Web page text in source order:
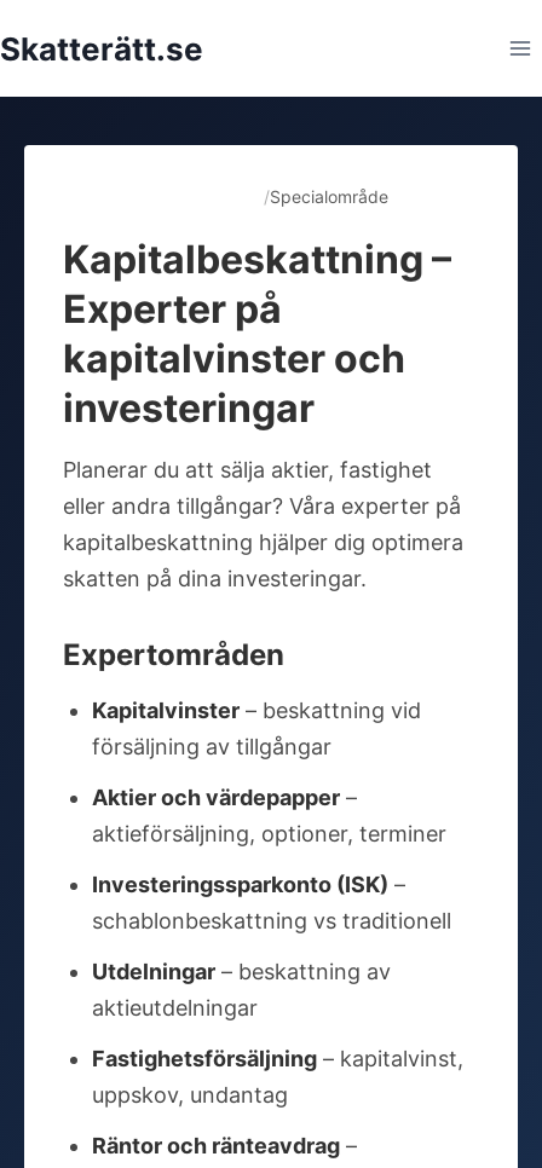
till
Skatterätt.se
/Specialområde
Kapitalbeskattning –
Experter på
kapitalvinster och
investeringar
Planerar du att sälja aktier, fastighet
eller andra tillgångar? Våra experter på
kapitalbeskattning hjälper dig optimera
skatten på dina investeringar.
Expertområden
Kapitalvinster – beskattning vid
försäljning av tillgångar
Aktier och värdepapper –
aktieförsäljning, optioner, terminer
Investeringssparkonto (ISK) –
schablonbeskattning vs traditionell
Utdelningar – beskattning av
aktieutdelningar
Fastighetsförsäljning – kapitalvinst,
uppskov, undantag
Räntor och ränteavdrag –